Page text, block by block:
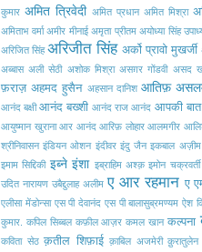
कुमार अमित त्रिवेदी अमित प्रधान अमित मिश्रा
अमिताभ वर्मा अमीर मीनाई अमृता प्रीतम अयोध्या सिंह
अरिजित सिंह अरिजीत सिंह अर्को प्रावो मुखर्जी
अब्बास अली सेठी अशोक मिश्रा असग़र गोंडवी असद
फ़राज़ अहमद हुसैन अहसान दानिश आतिफ़
आनंद बक्षी आनंद बख्शी आनंद राज आनंद आपकी बात
आयुष्मान खुराना आर आनंद आरिफ़ लोहार आलमगीर
श्रीनिवासन इंडियन ओशन इंदीवर इंदु जैन इकबाल अज़ीम
इमाम सिद्दिकी इब्ने इंशा इब्राहिम अश्क़ इमोन चक्रवर्ती
उदित नारायण उबैद्दुलाह अलीम ए आर रहमान ए
एलीसा मेंडोन्सा एस पी देवानंद एस पी बालासुब्रमण्यम ऐश
कुमार. कपिल सिब्बल कफ़ील आज़र कमल खान कल्पना
कविता सेठ क़तील शिफ़ाई क़ाबिल अजमेरी क़ुरातुलेन